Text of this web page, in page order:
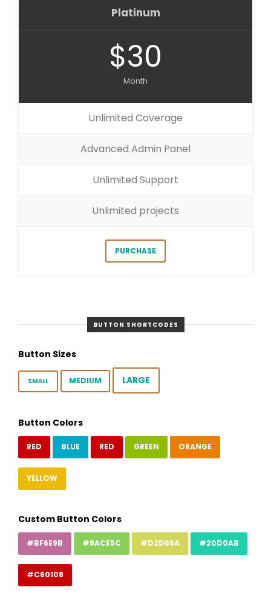
Platinum
$30
Month
Unlimited Coverage
Advanced Admin Panel
Unlimited Support
Unlimited projects
PURCHASE
BUTTON SHORTCODES
Button Sizes
SMALL MEDIUM LARGE
Button Colors
RED BLUE RED GREEN ORANGE
YELLOW
Custom Button Colors
#BF6E9B #8ACE5C #D2D65A #20D0AB
#C60108